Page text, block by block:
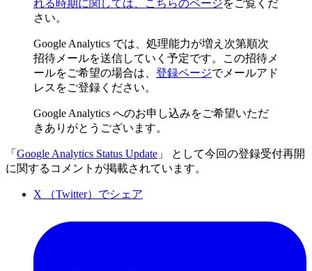
れる時期に関しては、こちらのページをご覧くだ
さい。
Google Analytics では、処理能力が増え次第順次
招待メールを送信していく予定です。この招待メ
ールをご希望の場合は、 登録ページでメールアド
レスをご登録ください。
Google Analytics へのお申し込みをご希望いただ
きありがとうございます。
「 Google Analytics Status Update 」 として今回の登録受付再開
に関するコメントが掲載されています。
X （Twitter）でシェア